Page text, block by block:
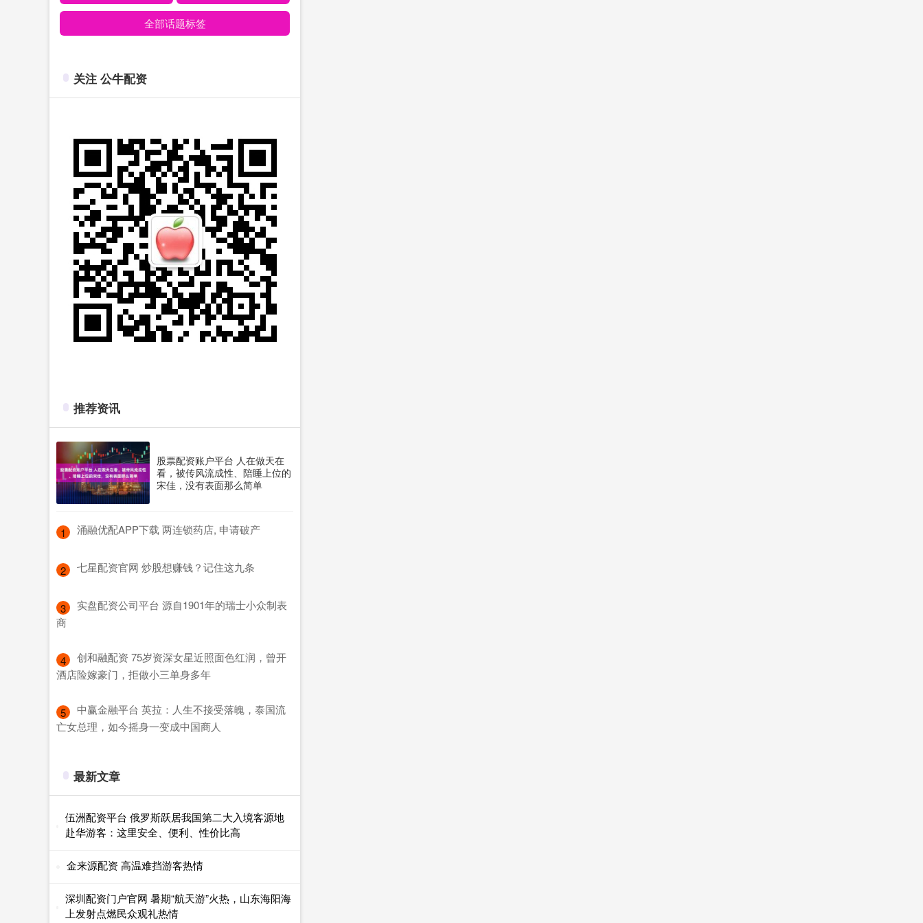
全部话题标签
关注 公牛配资
推荐资讯
股票配资账户平台 人在做天在
看，被传风流成性、陪睡上位的
宋佳，没有表面那么简单
1 ​涌融优配APP下载 两连锁药店, 申请破产
2 ​七星配资官网 炒股想赚钱？记住这九条
3
​实盘配资公司平台 源自1901年的瑞士小众制表
商
4
​创和融配资 75岁资深女星近照面色红润，曾开
酒店险嫁豪门，拒做小三单身多年
5
​中赢金融平台 英拉：人生不接受落魄，泰国流
亡女总理，如今摇身一变成中国商人
最新文章
伍洲配资平台 俄罗斯跃居我国第二大入境客源地
赴华游客：这里安全、便利、性价比高
金来源配资 高温难挡游客热情
深圳配资门户官网 暑期“航天游”火热，山东海阳海
上发射点燃民众观礼热情